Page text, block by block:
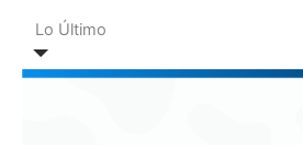
Lo Último